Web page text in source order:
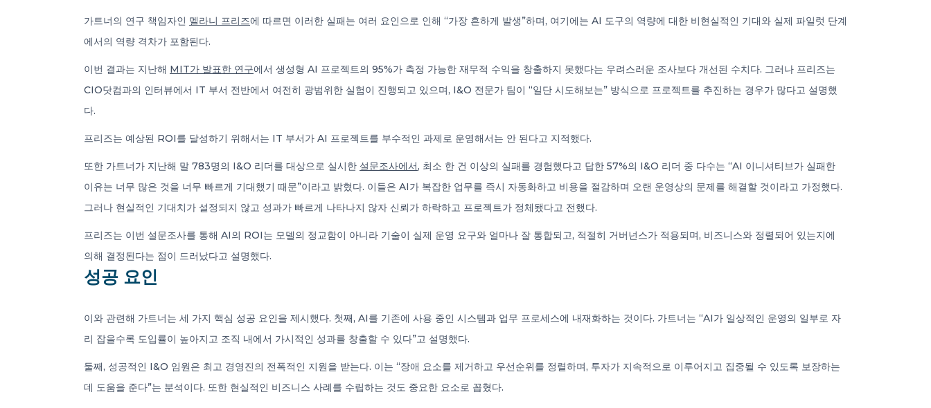
가트너의 연구 책임자인 멜라니 프리즈에 따르면 이러한 실패는 여러 요인으로 인해 “가장 흔하게 발생”하며, 여기에는 AI 도구의 역량에 대한 비현실적인 기대와 실제 파일럿 단계
에서의 역량 격차가 포함된다.
이번 결과는 지난해 MIT가 발표한 연구에서 생성형 AI 프로젝트의 95%가 측정 가능한 재무적 수익을 창출하지 못했다는 우려스러운 조사보다 개선된 수치다. 그러나 프리즈는
CIO닷컴과의 인터뷰에서 IT 부서 전반에서 여전히 광범위한 실험이 진행되고 있으며, I&O 전문가 팀이 “일단 시도해보는” 방식으로 프로젝트를 추진하는 경우가 많다고 설명했
다.
프리즈는 예상된 ROI를 달성하기 위해서는 IT 부서가 AI 프로젝트를 부수적인 과제로 운영해서는 안 된다고 지적했다.
또한 가트너가 지난해 말 783명의 I&O 리더를 대상으로 실시한 설문조사에서, 최소 한 건 이상의 실패를 경험했다고 답한 57%의 I&O 리더 중 다수는 “AI 이니셔티브가 실패한
이유는 너무 많은 것을 너무 빠르게 기대했기 때문”이라고 밝혔다. 이들은 AI가 복잡한 업무를 즉시 자동화하고 비용을 절감하며 오랜 운영상의 문제를 해결할 것이라고 가정했다.
그러나 현실적인 기대치가 설정되지 않고 성과가 빠르게 나타나지 않자 신뢰가 하락하고 프로젝트가 정체됐다고 전했다.
프리즈는 이번 설문조사를 통해 AI의 ROI는 모델의 정교함이 아니라 기술이 실제 운영 요구와 얼마나 잘 통합되고, 적절히 거버넌스가 적용되며, 비즈니스와 정렬되어 있는지에
의해 결정된다는 점이 드러났다고 설명했다.
성공 요인
이와 관련해 가트너는 세 가지 핵심 성공 요인을 제시했다. 첫째, AI를 기존에 사용 중인 시스템과 업무 프로세스에 내재화하는 것이다. 가트너는 “AI가 일상적인 운영의 일부로 자
리 잡을수록 도입률이 높아지고 조직 내에서 가시적인 성과를 창출할 수 있다”고 설명했다.
둘째, 성공적인 I&O 임원은 최고 경영진의 전폭적인 지원을 받는다. 이는 “장애 요소를 제거하고 우선순위를 정렬하며, 투자가 지속적으로 이루어지고 집중될 수 있도록 보장하는
데 도움을 준다”는 분석이다. 또한 현실적인 비즈니스 사례를 수립하는 것도 중요한 요소로 꼽혔다.